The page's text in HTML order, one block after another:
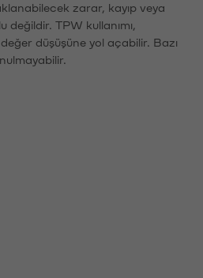
zarar, kayıp veya
TPW kullanımı,
değer düşüşüne yol açabilir. Bazı